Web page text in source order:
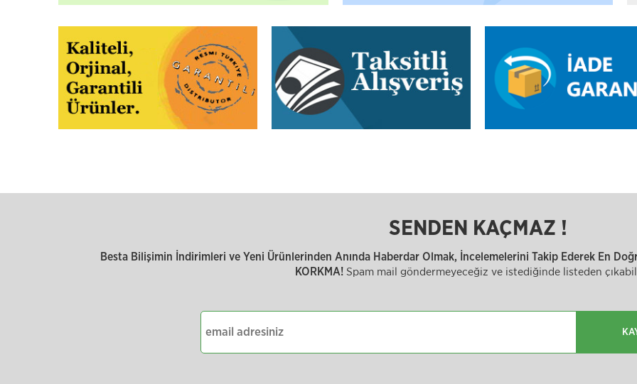
SENDEN KAÇMAZ !
Besta Bilişimin İndirimleri ve Yeni Ürünlerinden Anında Haberdar Olmak, İncelemelerini Takip Ederek En
KORKMA! Spam mail göndermeyeceğiz ve istediğinde listeden